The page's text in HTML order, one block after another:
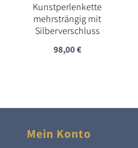
Kunstperlenkette
mehrsträngig mit
Silberverschluss
98,00€
Mein Konto